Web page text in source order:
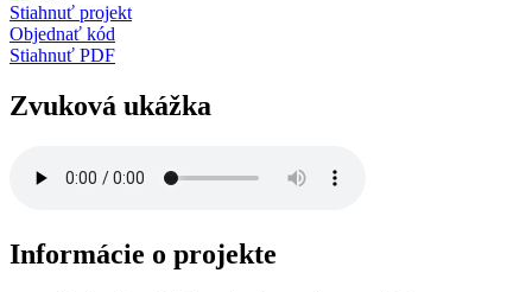
Stiahnuť projekt
Objednať kód
Stiahnuť PDF
Zvuková ukážka
Informácie o projekte